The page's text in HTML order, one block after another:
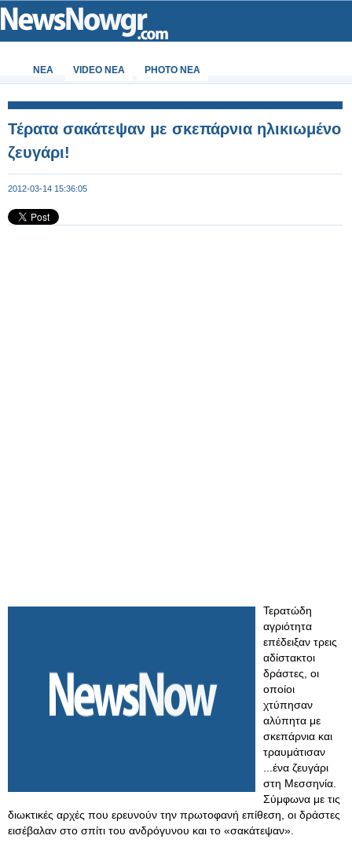
ΝΕΑ VIDEO NEA PHOTO NEA
Τέρατα σακάτεψαν με σκεπάρνια ηλικιωμένο
ζευγάρι!
2012-03-14 15:36:05
Τερατώδη
αγριότητα
επέδειξαν τρεις
αδίστακτοι
δράστες, οι
οποίοι
χτύπησαν
αλύπητα με
σκεπάρνια και
τραυμάτισαν
...ένα ζευγάρι
στη Μεσσηνία.
Σύμφωνα με τις
διωκτικές αρχές που ερευνούν την πρωτοφανή επίθεση, οι δράστες
εισέβαλαν στο σπίτι του ανδρόγυνου και το «σακάτεψαν».